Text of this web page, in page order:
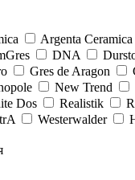
Argenta Ceramica
DNA
Gres de Aragon
New Trend
Dos Realistik
Westerwalder